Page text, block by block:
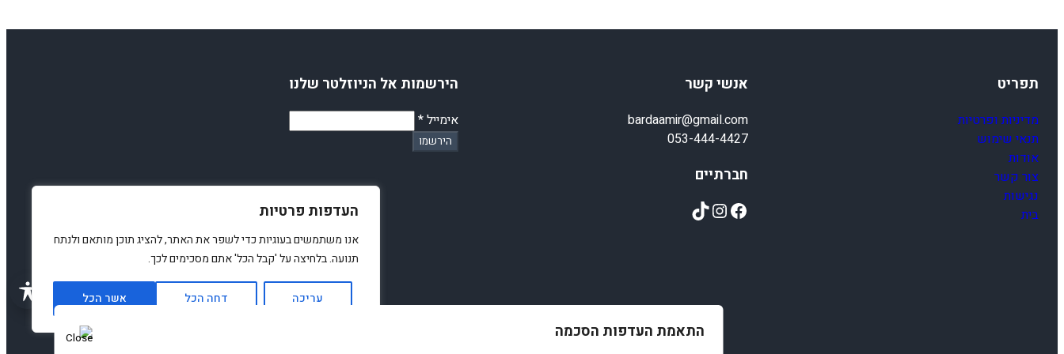
העדפות פרטיות
אנו משתמשים בעוגיות כדי לשפר את האתר, להציג תוכן מותאם ולנתח
תנועה. בלחיצה על 'קבל הכל' אתם מסכימים לכך.
עריכה דחה הכל אשר הכל
התאמת העדפות הסכמה
תפריט
מדיניות ופרטיות
תנאי שימוש
אודות
צור קשר
נגישות
בית
אנשי קשר
bardaamir@gmail.com
053-444-4427
חברתיים
Facebook
Instagram
TikTok
הירשמות אל הניוזלטר שלנו
אימייל*
הירשמו